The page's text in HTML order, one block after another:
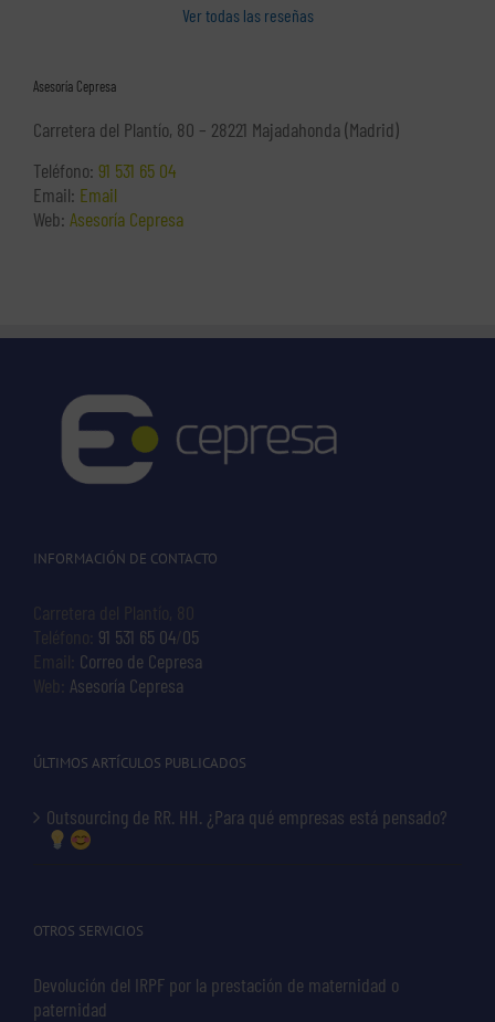
Ver todas las reseñas
Asesoría Cepresa
Carretera del Plantío, 80 – 28221 Majadahonda (Madrid)
Teléfono: 91 531 65 04
Email: Email
Web: Asesoría Cepresa
INFORMACIÓN DE CONTACTO
Carretera del Plantío, 80
Teléfono: 91 531 65 04 05
Email: Correo de Cepresa
Web: Asesoría Cepresa
ÚLTIMOS ARTÍCULOS PUBLICADOS
Outsourcing de RR. HH. ¿Para qué empresas está pensado?
OTROS SERVICIOS
Devolución del IRPF por la prestación de maternidad o
paternidad